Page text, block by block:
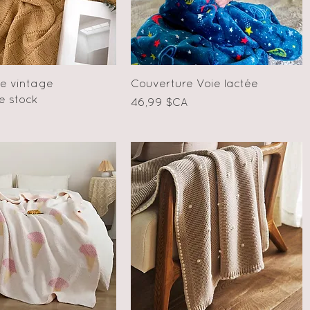
rapide
vintage
stock
Aperçu rapide
Couverture Voie lactée
Prix
46,99 $CA